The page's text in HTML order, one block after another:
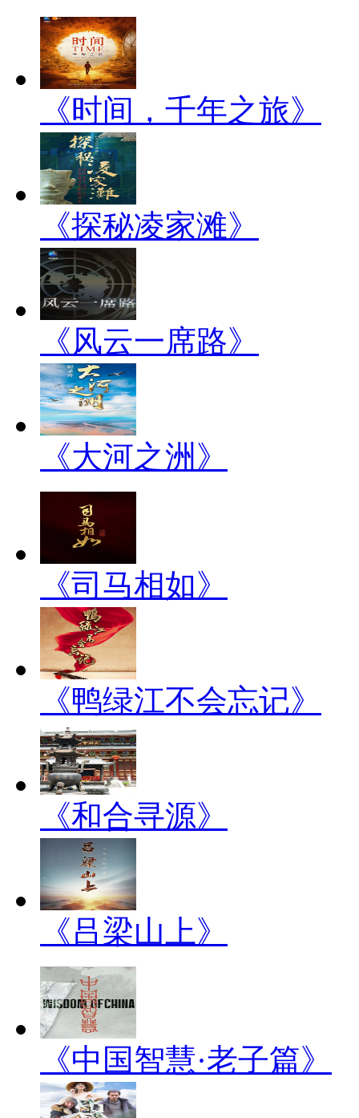
《时间，千年之旅》
《探秘凌家滩》
《风云一席路》
《大河之洲》
《司马相如》
《鸭绿江不会忘记》
《和合寻源》
《吕梁山上》
《中国智慧·老子篇》